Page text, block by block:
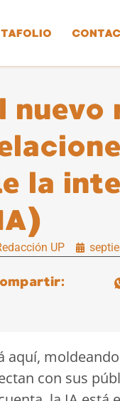
la
UP
aquí,
con sus